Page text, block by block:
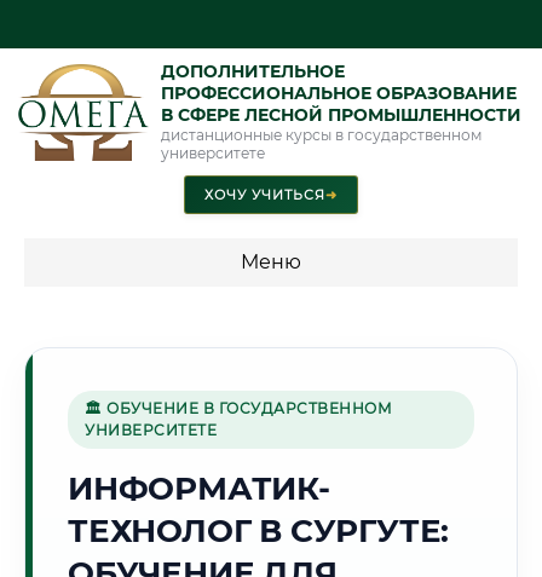
ДОПОЛНИТЕЛЬНОЕ
ПРОФЕССИОНАЛЬНОЕ ОБРАЗОВАНИЕ
В СФЕРЕ ЛЕСНОЙ ПРОМЫШЛЕННОСТИ
дистанционные курсы в государственном
университете
ХОЧУ УЧИТЬСЯ➜
Меню
промышленность"
🛢️
Г. СУРГУТ
Точное местное время:
🏛 ОБУЧЕНИЕ В ГОСУДАРСТВЕННОМ
УНИВЕРСИТЕТЕ
ИНФОРМАТИК-
ТЕХНОЛОГ В СУРГУТЕ: